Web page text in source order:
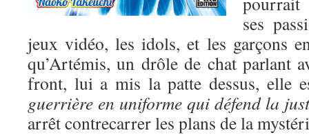
ses
jeux vidéo, les idols, et les garçons
qu’Artémis, un drôle de chat parlant
front, lui a mis la patte dessus, elle
guerrière en uniforme qui défend la
arrêt contrecarrer les plans de la